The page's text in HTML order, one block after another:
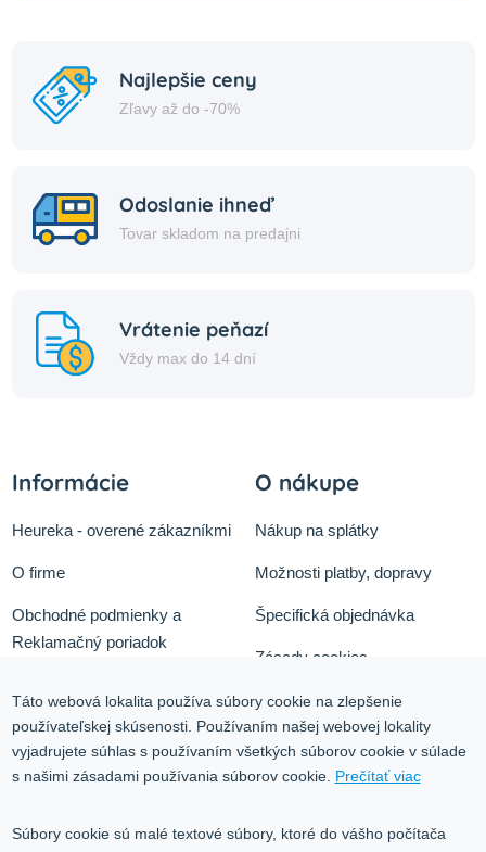
Najlepšie ceny
Zľavy až do -70%
Odoslanie ihneď
Tovar skladom na predajni
Vrátenie peňazí
Vždy max do 14 dní
Informácie
Heureka - overené zákazníkmi
O firme
Obchodné podmienky a
Reklamačný poriadok
Služby
Kontakt
O nákupe
Nákup na splátky
Možnosti platby, dopravy
Špecifická objednávka
Zásady cookies
Ochrana osobných údajov
Blog
Kontakt
Táto webová lokalita používa súbory cookie na zlepšenie
používateľskej skúsenosti. Používaním našej webovej lokality
vyjadrujete súhlas s používaním všetkých súborov cookie v súlade
s našimi zásadami používania súborov cookie. Prečítať viac
Súbory cookie sú malé textové súbory, ktoré do vášho počítača